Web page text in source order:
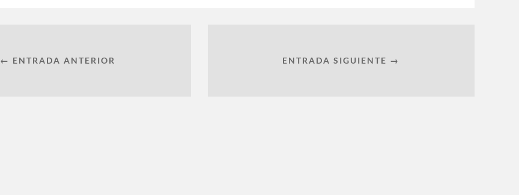
← ENTRADA ANTERIOR ENTRADA SIGUIENTE →